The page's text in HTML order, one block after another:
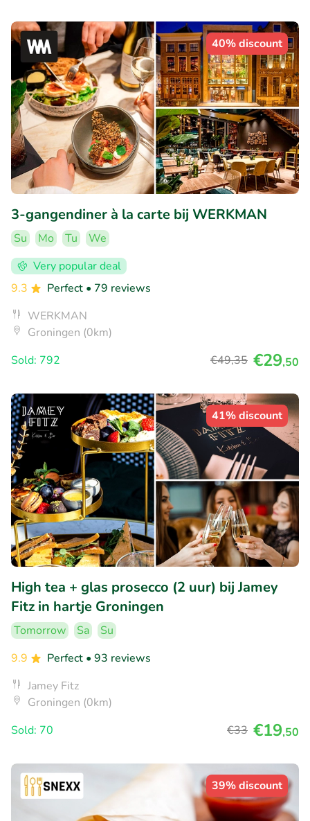
40% discount
3-gangendiner à la carte bij WERKMAN
Su Mo Tu
We
Very popular deal
9.3
Perfect • 79 reviews
WERKMAN
Groningen (0km)
Sold: 792
€49,35 €29,50
41% discount
High tea + glas prosecco (2 uur) bij Jamey
Fitz in hartje Groningen
Tomorrow Sa
Su
9.9
Perfect • 93 reviews
Jamey Fitz
Groningen (0km)
Sold: 70
€33 €19,50
39% discount